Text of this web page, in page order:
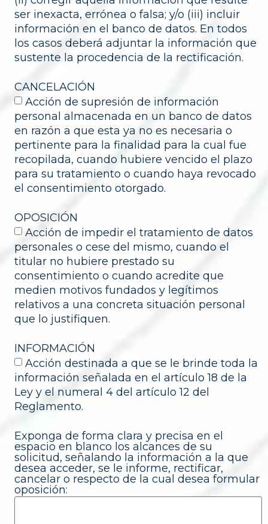
ser inexacta, errónea o falsa; y/o (iii) incluir
información en el banco de datos. En todos
los casos deberá adjuntar la información que
sustente la procedencia de la rectificación.
CANCELACIÓN
Acción de supresión de información
personal almacenada en un banco de datos
en razón a que esta ya no es necesaria o
pertinente para la finalidad para la cual fue
recopilada, cuando hubiere vencido el plazo
para su tratamiento o cuando haya revocado
el consentimiento otorgado.
OPOSICIÓN
Acción de impedir el tratamiento de datos
personales o cese del mismo, cuando el
titular no hubiere prestado su
consentimiento o cuando acredite que
medien motivos fundados y legítimos
relativos a una concreta situación personal
que lo justifiquen.
INFORMACIÓN
Acción destinada a que se le brinde toda la
información señalada en el artículo 18 de la
Ley y el numeral 4 del artículo 12 del
Reglamento.
Exponga de forma clara y precisa en el
espacio en blanco los alcances de su
solicitud, señalando la información a la que
desea acceder, se le informe, rectificar,
cancelar o respecto de la cual desea formular
oposición: